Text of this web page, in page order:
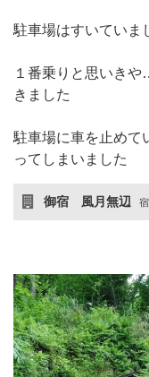
駐車場はすいていま
１番乗りと思いき
きました
駐車場に車を止めて
ってしまいました
御宿 風月無辺